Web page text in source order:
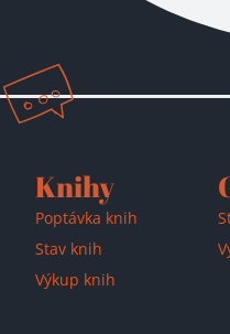
Knihy
Poptávka knih
Stav knih
Výkup knih